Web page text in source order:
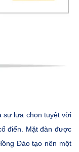
sự lựa chọn tuyệt vời
điển. Mặt đàn được
Đào tạo nên một